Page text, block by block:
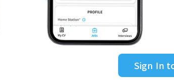
Sign In